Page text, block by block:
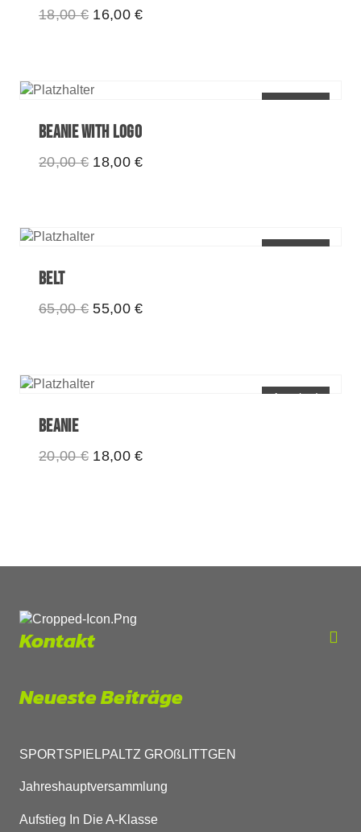
18,00€ Ursprünglicher
16,00€Aktueller
Angebot!
Beanie With Logo
20,00€ Ursprünglicher
18,00€Aktueller
Belt
65,00€ Ursprünglicher
55,00€Aktueller
Angebot!
Beanie
20,00€ Ursprünglicher
18,00€Aktueller
Kontakt
Neueste Beiträge
SPORTSPIELPALTZ GROßLITTGEN
Jahreshauptversammlung
Aufstieg In Die A-Klasse